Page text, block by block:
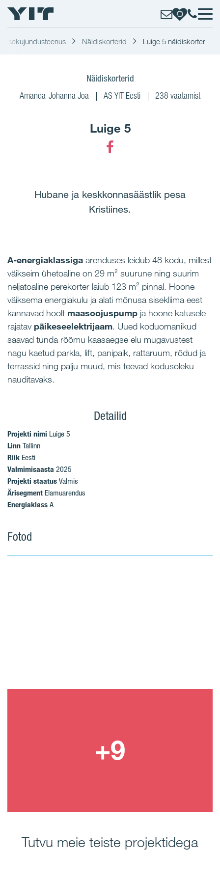
Sisekujundusteenus Näidiskorterid Luige 5 näidiskorter
Näidiskorterid
Amanda-Johanna Joa AS YIT Eesti 238 vaatamist
Luige 5
Hubane ja keskkonnasäästlik pesa
Kristiines.
A-energiaklassiga arenduses leidub 48 kodu, millest
väikseim ühetoaline on 29 m² suurune ning suurim
neljatoaline perekorter laiub 123 m² pinnal. Hoone
väiksema energiakulu ja alati mõnusa sisekliima eest
kannavad hoolt maasoojuspump ja hoone katusele
rajatav päikeseelektrijaam. Uued koduomanikud
saavad tunda rõõmu kaasaegse elu mugavustest
nagu kaetud parkla, lift, panipaik, rattaruum, rõdud ja
terrassid ning palju muud, mis teevad kodusoleku
nauditavaks.
Detailid
Projekti nimi Luige 5
Linn Tallinn
Riik Eesti
Valmimisaasta 2025
Projekti staatus Valmis
Ärisegment Elamuarendus
Energiaklass A
Fotod
Tutvu meie teiste projektidega